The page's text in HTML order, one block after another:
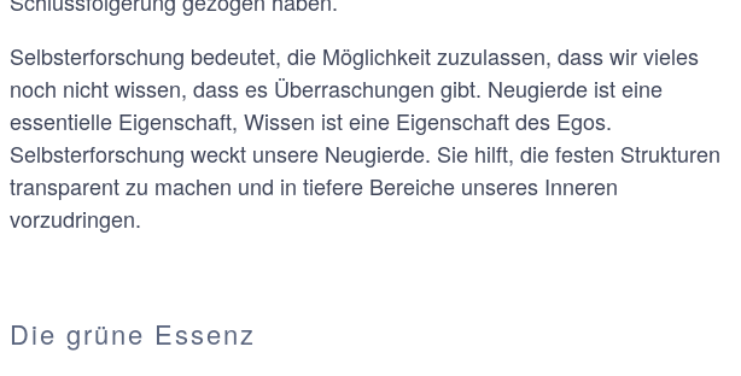
Selbsterforschung bedeutet, die Möglichkeit zuzulassen, dass wir vieles
noch nicht wissen, dass es Überraschungen gibt. Neugierde ist eine
essentielle Eigenschaft, Wissen ist eine Eigenschaft des Egos.
Selbsterforschung weckt unsere Neugierde. Sie hilft, die festen Strukturen
transparent zu machen und in tiefere Bereiche unseres Inneren
vorzudringen.
Die grüne Essenz